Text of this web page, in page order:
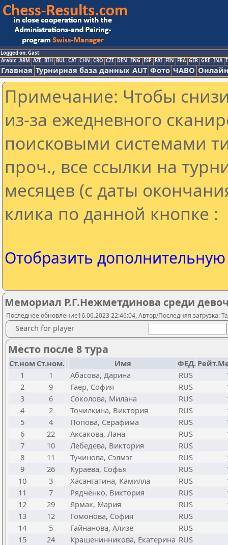
Logged on: Gast
Arabic ARM AZE BIH BUL CAT CHN CRO CZE DEN ENG ESP FAI FIN FRA GER GRE INA
Главная Турнирная база данных AUT Фото ЧАВО
Примечание: Чтобы
из-за ежедневного
поисковыми системами
проч., все ссылки на
месяцев (с даты
клика по данной кнопке :
Отобразить
Мемориал Р.Г.Нежметдинова среди
Последнее обновление16.06.2023 22:46:04, Автор/Последняя загрузка:
Search for player
Место после 8 тура
Ст.ном Ст.ном. Имя ФЕД.
1
1 Абасова, Дарина RUS
2
9 Гаер, София RUS
3
6 Соколова, Милана RUS
4
2 Точилкина, Виктория RUS
5
4 Попова, Серафима RUS
6
22 Аксакова, Лана RUS
7
10 Лебедева, Виктория
RUS
8
11 Тучинова, Сэлмэг RUS
9
26 Кураева, Софья RUS
10
3 Хасангатина, Камилла RUS
11
7 Рядченко, Виктория RUS
12
29 Ярмак, Мария RUS
13
12 Гомонова, София
RUS
14
5 Гайнанова, Ализе
RUS
15
24 Крашенинникова, Екатерина RUS